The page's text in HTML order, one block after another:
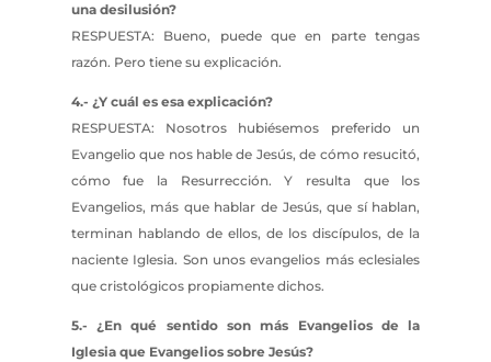
una desilusión?
RESPUESTA: Bueno, puede que en parte tengas
razón. Pero tiene su explicación.
4.- ¿Y cuál es esa explicación?
RESPUESTA: Nosotros hubiésemos preferido un
Evangelio que nos hable de Jesús, de cómo resucitó,
cómo fue la Resurrección. Y resulta que los
Evangelios, más que hablar de Jesús, que sí hablan,
terminan hablando de ellos, de los discípulos, de la
naciente Iglesia. Son unos evangelios más eclesiales
que cristológicos propiamente dichos.
5.- ¿En qué sentido son más Evangelios de la
Iglesia que Evangelios sobre Jesús?